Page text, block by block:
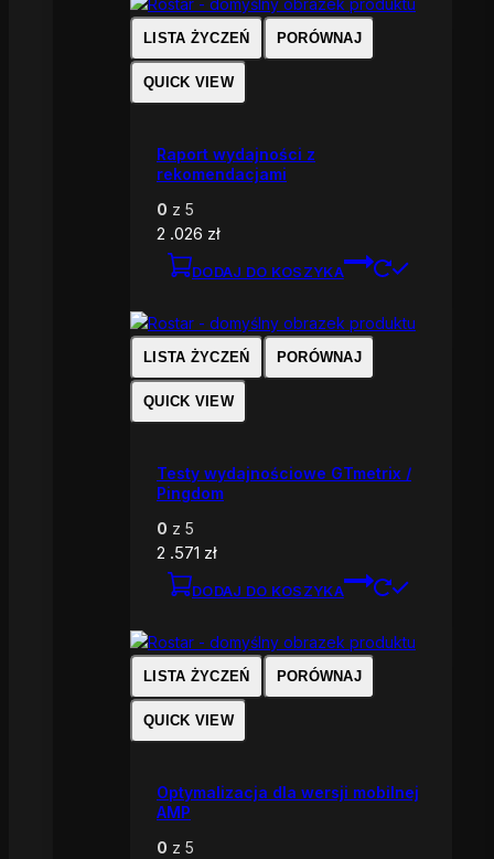
LISTA ŻYCZEŃ PORÓWNAJ
QUICK VIEW
Raport wydajności z
rekomendacjami
0 z 5
2 .026 zł
DODAJ DO KOSZYKA
LISTA ŻYCZEŃ PORÓWNAJ
QUICK VIEW
Testy wydajnościowe GTmetrix /
Pingdom
0 z 5
2 .571 zł
DODAJ DO KOSZYKA
LISTA ŻYCZEŃ PORÓWNAJ
QUICK VIEW
Optymalizacja dla wersji mobilnej
AMP
0 z 5